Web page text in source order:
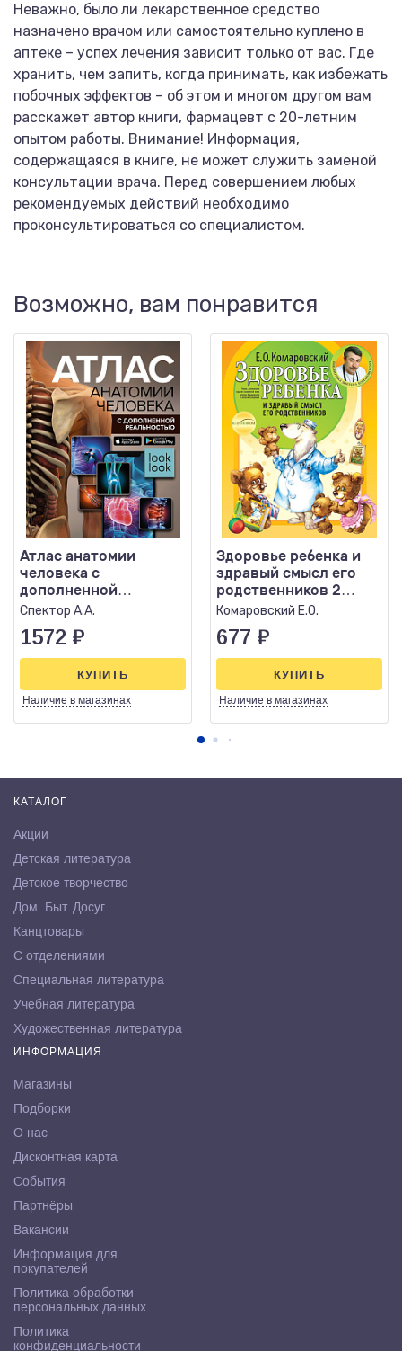
Неважно, было ли лекарственное средство
назначено врачом или самостоятельно куплено в
аптеке – успех лечения зависит только от вас. Где
хранить, чем запить, когда принимать, как избежать
побочных эффектов – об этом и многом другом вам
расскажет автор книги, фармацевт с 20-летним
опытом работы. Внимание! Информация,
содержащаяся в книге, не может служить заменой
консультации врача. Перед совершением любых
рекомендуемых действий необходимо
проконсультироваться со специалистом.
Возможно, вам понравится
Атлас анатомии
человека с
дополненной
реальностью
Спектор А.А.
1572 ₽
Наличие в магазинах
КУПИТЬ
Здоровье ребенка и
здравый смысл его
родственников 2
изд.,испр.
Комаровский Е.О.
677 ₽
Наличие в магазинах
КУПИТЬ
КАТАЛОГ
Акции
Детская литература
Детское творчество
Дом. Быт. Досуг.
Канцтовары
С отделениями
Специальная литература
Учебная литература
Художественная литература
ИНФОРМАЦИЯ
Магазины
Подборки
О нас
Дисконтная карта
События
Партнёры
Вакансии
Информация для
покупателей
Политика обработки
персональных данных
Политика
конфиденциальности